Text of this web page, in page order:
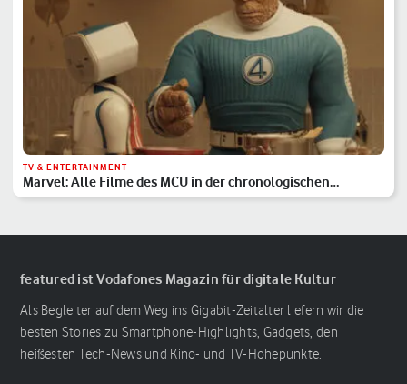
TV & ENTERTAINMENT
Marvel: Alle Filme des MCU in der chronologischen
Reihenfolge
featured ist Vodafones Magazin für digitale Kultur
Als Begleiter auf dem Weg ins Gigabit-Zeitalter liefern wir die
besten Stories zu Smartphone-Highlights, Gadgets, den
heißesten Tech-News und Kino- und TV-Höhepunkte.